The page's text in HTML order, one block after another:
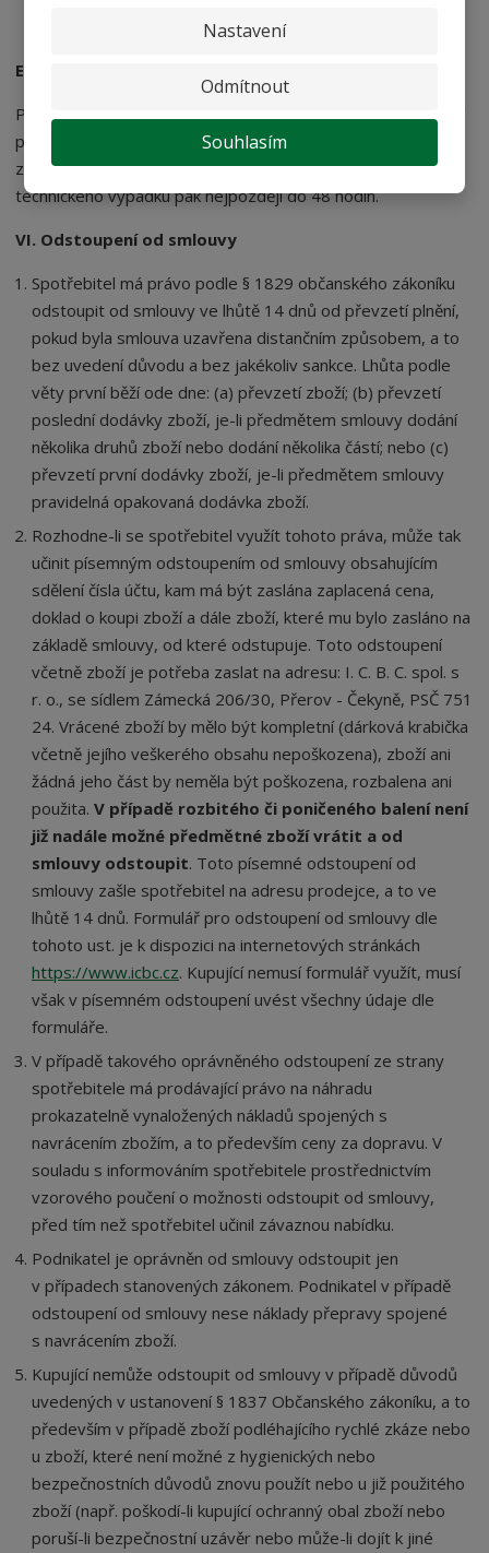
Nastavení
Odmítnout
Souhlasím
přechází na kupujícího nebezpečí škody.
Elektronická evidence tržeb
Podle č. 449/2020 Sb. zákona o evidenci tržeb je prodávající
povinen vystavit kupujícímu účtenku. Zároveň je povinen
zaevidovat přijatou tržbu u správce daně online; v případě
technického výpadku pak nejpozději do 48 hodin.
VI. Odstoupení od smlouvy
Spotřebitel má právo podle § 1829 občanského zákoníku
odstoupit od smlouvy ve lhůtě 14 dnů od převzetí plnění,
pokud byla smlouva uzavřena distančním způsobem, a to
bez uvedení důvodu a bez jakékoliv sankce. Lhůta podle
věty první běží ode dne: (a) převzetí zboží; (b) převzetí
poslední dodávky zboží, je-li předmětem smlouvy dodání
několika druhů zboží nebo dodání několika částí; nebo (c)
převzetí první dodávky zboží, je-li předmětem smlouvy
pravidelná opakovaná dodávka zboží.
Rozhodne-li se spotřebitel využít tohoto práva, může tak
učinit písemným odstoupením od smlouvy obsahujícím
sdělení čísla účtu, kam má být zaslána zaplacená cena,
doklad o koupi zboží a dále zboží, které mu bylo zasláno na
základě smlouvy, od které odstupuje. Toto odstoupení
včetně zboží je potřeba zaslat na adresu: I. C. B. C. spol. s
r. o., se sídlem Zámecká 206/30, Přerov - Čekyně, PSČ 751
24. Vrácené zboží by mělo být kompletní (dárková krabička
včetně jejího veškerého obsahu nepoškozena), zboží ani
žádná jeho část by neměla být poškozena, rozbalena ani
použita.V případě rozbitého či poničeného balení není
již nadále možné předmětné zboží vrátit a od
smlouvy odstoupit. Toto písemné odstoupení od
smlouvy zašle spotřebitel na adresu prodejce, a to ve
lhůtě 14 dnů. Formulář pro odstoupení od smlouvy dle
tohoto ust. je k dispozici na internetových stránkách
https://www.icbc.cz. Kupující nemusí formulář využít, musí
však v písemném odstoupení uvést všechny údaje dle
formuláře.
V případě takového oprávněného odstoupení ze strany
spotřebitele má prodávající právo na náhradu
prokazatelně vynaložených nákladů spojených s
navrácením zbožím, a to především ceny za dopravu. V
souladu s informováním spotřebitele prostřednictvím
vzorového poučení o možnosti odstoupit od smlouvy,
před tím než spotřebitel učinil závaznou nabídku.
Podnikatel je oprávněn od smlouvy odstoupit jen
v případech stanovených zákonem. Podnikatel v případě
odstoupení od smlouvy nese náklady přepravy spojené
s navrácením zboží.
Kupující nemůže odstoupit od smlouvy v případě důvodů
uvedených v ustanovení § 1837 Občanského zákoníku, a to
především v případě zboží podléhajícího rychlé zkáze nebo
u zboží, které není možné z hygienických nebo
bezpečnostních důvodů znovu použít nebo u již použitého
zboží (např. poškodí-li kupující ochranný obal zboží nebo
poruší-li bezpečnostní uzávěr nebo může-li dojít k jiné